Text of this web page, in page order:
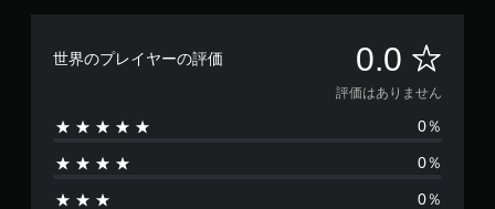
世界のプレイヤーの評価 0.0 評
価
は
あ
評価はありません
0％
0％
0％